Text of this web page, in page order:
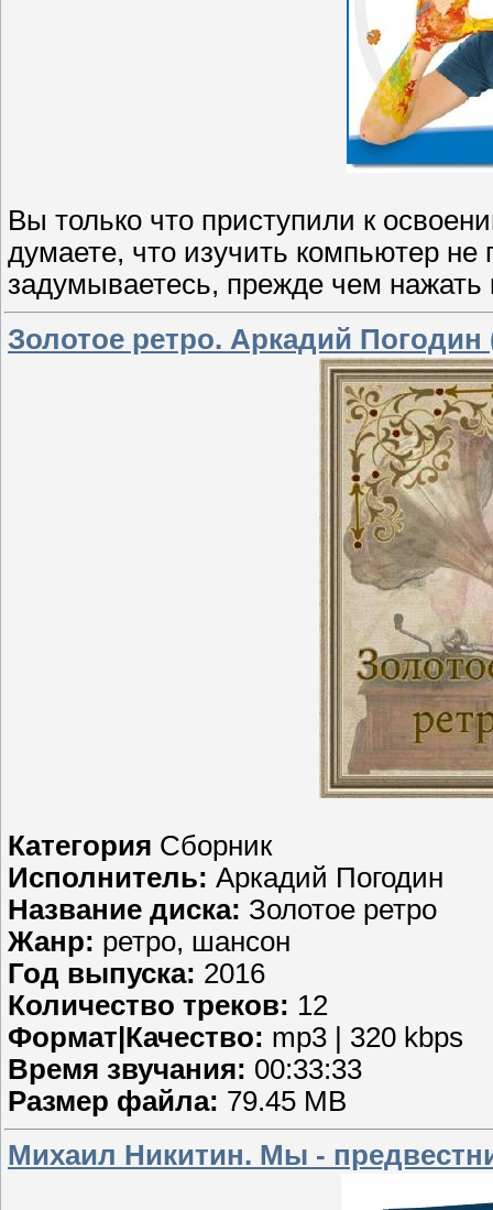
Вы только что приступили к
думаете, что изучить компьютер
задумываетесь, прежде чем нажать
Золотое ретро. Аркадий Погодин
Категория Сборник
Исполнитель: Аркадий Погодин
Название диска: Золотое ретро
Жанр: ретро, шансон
Год выпуска: 2016
Количество треков: 12
Формат|Качество: mp3 | 320 kbps
Время звучания: 00:33:33
Размер файла: 79.45 MB
Михаил Никитин. Мы -